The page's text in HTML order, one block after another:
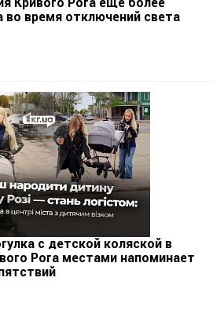
во время отключений света
с детской коляской в
Рога местами напоминает